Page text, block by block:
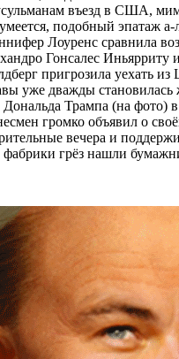
въезд в США,
подобный эпатаж
Лоуренс сравнила
Гонсалес
пригрозила уехать
уже дважды становилась
Трампа (на фото)
громко объявил о
вечера и
грёз нашли